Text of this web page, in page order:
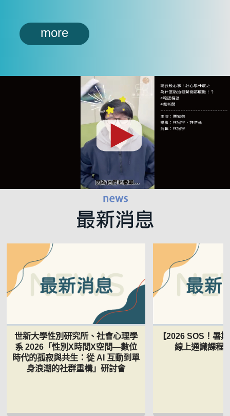
more
世新大學性別研究所、社會心理學
系 2026「性別Χ時間Χ空間—數位
時代的孤寂與共生：從 AI 互動到單
身浪潮的社群重構」研討會
【2026 SOS！暑
線上通識課程